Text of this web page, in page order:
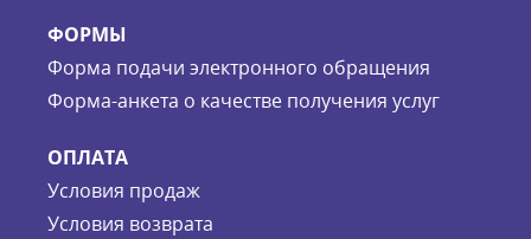
ФОРМЫ
Форма подачи электронного обращения
Форма-анкета о качестве получения услуг
ОПЛАТА
Условия продаж
Условия возврата